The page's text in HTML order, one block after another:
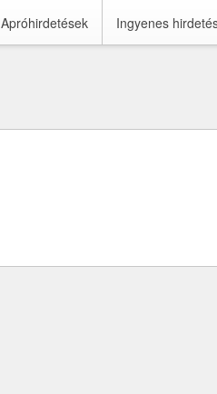
Apróhirdetések Ingyenes